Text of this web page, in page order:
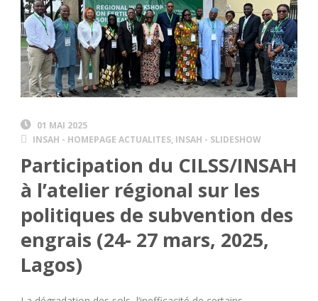
01 MAI 2025
INSAH - HOMEPAGE ACTUALITES, INSAH - SLIDESHOW
Participation du CILSS/INSAH
à l’atelier régional sur les
politiques de subvention des
engrais (24- 27 mars, 2025,
Lagos)